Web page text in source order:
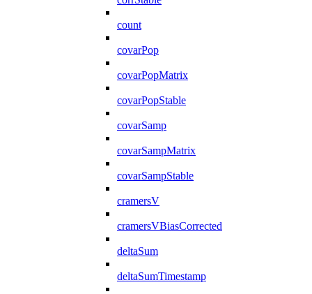
count
covarPop
covarPopMatrix
covarPopStable
covarSamp
covarSampMatrix
covarSampStable
cramersV
cramersVBiasCorrected
deltaSum
deltaSumTimestamp